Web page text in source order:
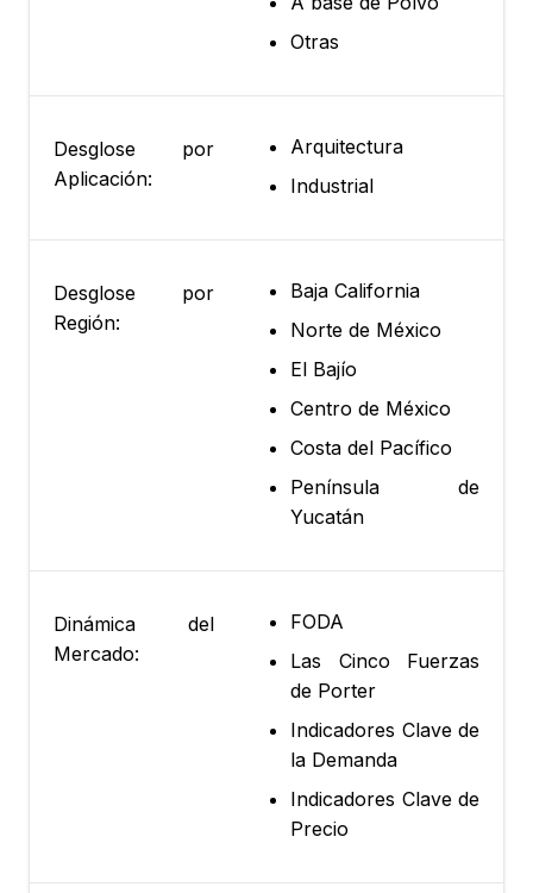
Otras
Desglose por
Aplicación:
Arquitectura
Industrial
Desglose por
Región:
Baja California
Norte de México
El Bajío
Centro de México
Costa del Pacífico
Península de
Yucatán
Dinámica del
Mercado:
FODA
Las Cinco Fuerzas
de Porter
Indicadores Clave de
la Demanda
Indicadores Clave de
Precio